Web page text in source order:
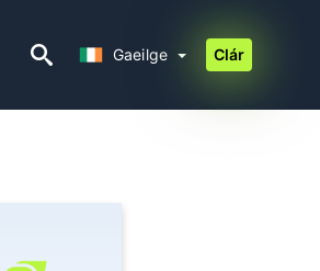
Gaeilge Clár